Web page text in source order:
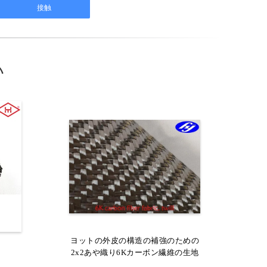
ヨットの外皮の構造の補強のための
2x2あや織り6Kカーボン繊維の生地
摩耗抵抗のモザイク模様3Kのジャカ
ード カーボン繊維の生地